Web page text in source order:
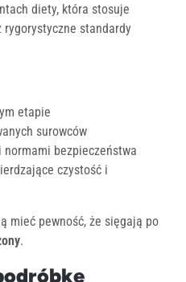
diety, która stosuje
standardy
etapie
surowców
bezpieczeństwa
czystość i
mieć pewność, że sięgają po
.